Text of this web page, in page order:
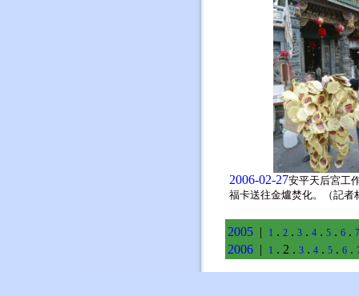
2006-02-27安平天后宮工
福卡送往金爐焚化。（記者
2005 | 1 . 2 . 3 . 4 . 5 . 6 . 7
2006 | 1 . 2 . 3 . 4 . 5 . 6 .